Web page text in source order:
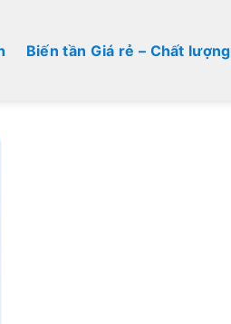
Biến tần Giá rẻ – Chất lượng